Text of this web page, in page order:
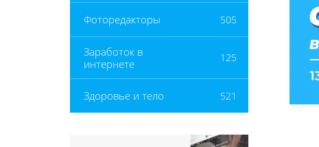
Фоторедакторы 505
Заработок в
интернете
125
Здоровье и тело 521